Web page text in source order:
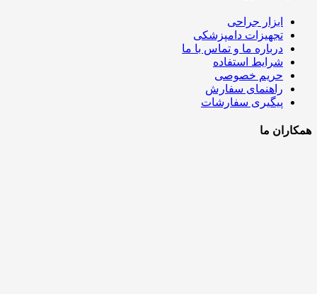
ابزار جراحی
تجهیزات دامپزشکی
درباره ما و تماس با ما
شرایط استفاده
حریم خصوصی
راهنمای سفارش
پیگیری سفارشات
همکاران ما